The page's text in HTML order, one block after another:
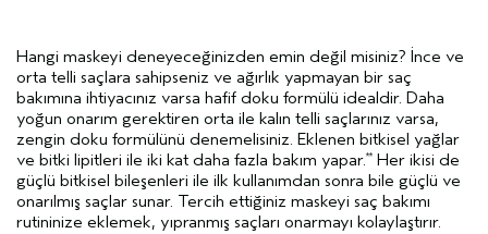
Hangi maskeyi deneyeceğinizden emin değil misiniz? İnce ve
orta telli saçlara sahipseniz ve ağırlık yapmayan bir saç
bakımına ihtiyacınız varsa hafif doku formülü idealdir. Daha
yoğun onarım gerektiren orta ile kalın telli saçlarınız varsa,
zengin doku formülünü denemelisiniz. Eklenen bitkisel yağlar
ve bitki lipitleri ile iki kat daha fazla bakım yapar.** Her ikisi de
güçlü bitkisel bileşenleri ile ilk kullanımdan sonra bile güçlü ve
onarılmış saçlar sunar. Tercih ettiğiniz maskeyi saç bakımı
rutininize eklemek, yıpranmış saçları onarmayı kolaylaştırır.